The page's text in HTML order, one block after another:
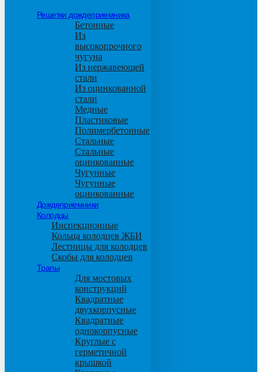
Решетки дождеприемника
Бетонные
Из
высокопрочного
чугуна
Из нержавеющей
стали
Из оцинкованной
стали
Медные
Пластиковые
Полимербетонные
Стальные
Стальные
оцинкованные
Чугунные
Чугунные
оцинкованные
Дождеприемники
Колодцы
Инспекционные
Кольца колодцев ЖБИ
Лестницы для колодцев
Скобы для колодцев
Трапы
Для мостовых
конструкций
Квадратные
двухкорпусные
Квадратные
однокорпусные
Круглые с
герметичной
крышкой